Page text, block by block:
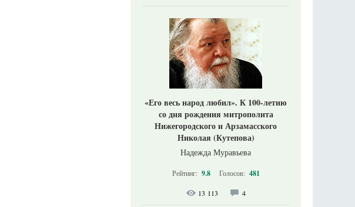
«Его весь народ любил». К 100-летию
со дня рождения митрополита
Нижегородского и Арзамасского
Николая (Кутепова)
Надежда Муравьева
Рейтинг: 9.8 Голосов: 481
13 113 4